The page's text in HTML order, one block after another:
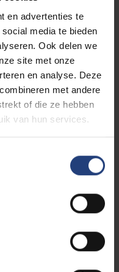
en advertenties te
media te bieden
Ook delen we
site met onze
en analyse. Deze
met andere
of die ze hebben
van hun services.
ingerichte
op reële
: afleveren en
nachts de
van je
en
ook aan nieuwe
en leer je
en websites.
je brengt
te leren